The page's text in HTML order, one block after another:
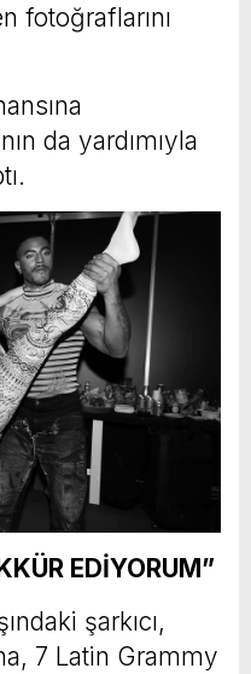
fotoğraflarını
da yardımıyla
EDİYORUM”
şarkıcı,
7 Latin Grammy